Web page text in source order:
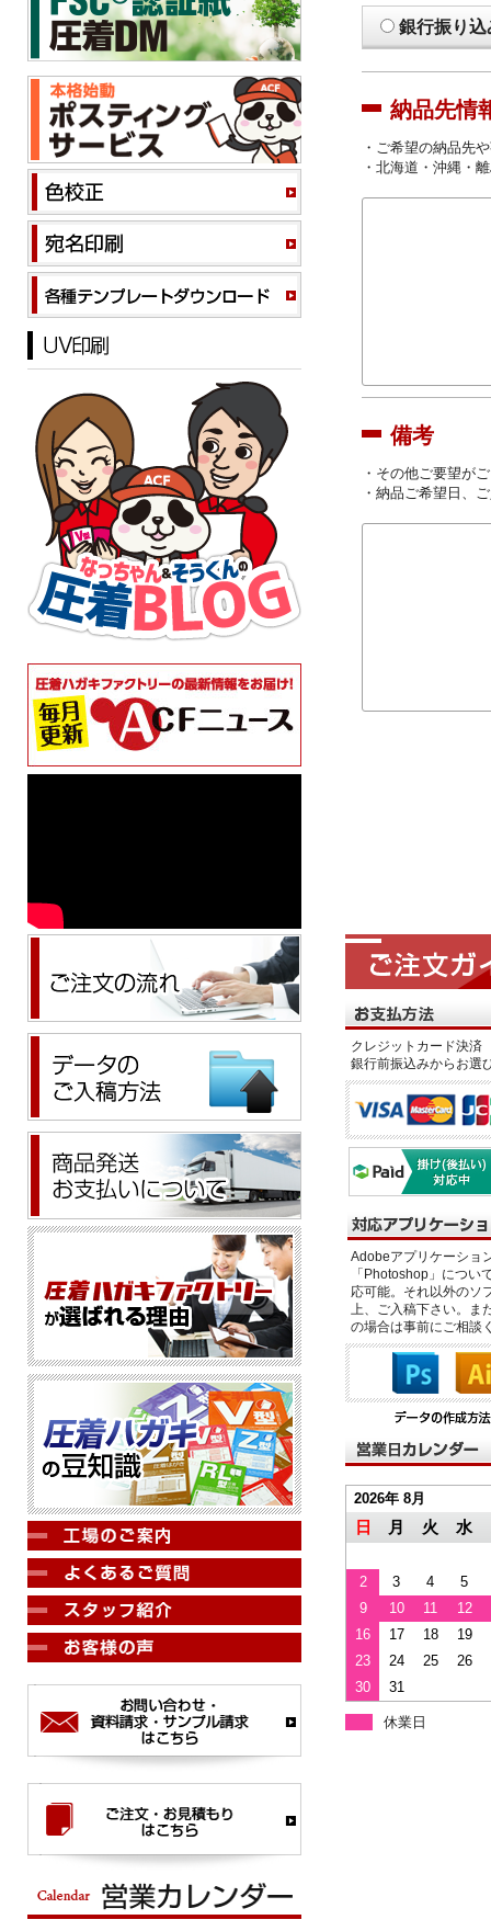
銀行振り込
納品先情
・ご希望の納品先
・北海道・沖縄・
備考
・その他ご要望が
・納品ご希望日、
クレジットカード決
銀行前振込みからお選
Adobeアプリケーショ
「Photoshop」につい
応可能。それ以外のソ
上、ご入稿下さい。ま
の場合は事前にご相談
2026年 8月
日 月 火 水
2 3 4
5
9
10 11
12
16
17 18
19
23
24 25
26
30
31
休業日